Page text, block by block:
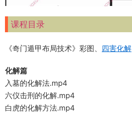
课程目录
《奇门遁甲布局技术》彩图、 四害化解
化解篇
入墓的化解法.mp4
六仪击刑的化解.mp4
白虎的化解方法.mp4